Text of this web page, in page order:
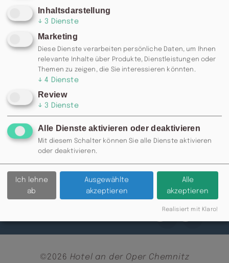
RESERVIERUNG: 0371 / 355 985
77 ODERINFO@MOSKAU-
CHEMNITZ.DE
Zurück
©2026 Hotel an der Oper Chemnitz
Inhaltsdarstellung
↓ 3 Dienste
Marketing
Diese Dienste verarbeiten persönliche Daten, um Ihnen
relevante Inhalte über Produkte, Dienstleistungen oder
Themen zu zeigen, die Sie interessieren könnten.
↓ 4 Dienste
Review
↓ 3 Dienste
Alle Dienste aktivieren oder deaktivieren
Mit diesem Schalter können Sie alle Dienste aktivieren
oder deaktivieren.
Ich lehne
ab
Ausgewählte
akzeptieren
Alle
akzeptieren
Realisiert mit Klaro!